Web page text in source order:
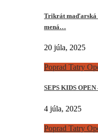
Trikrát maďarská
mená…
20 júla, 2025
Poprad Tatry
SEPS KIDS
4 júla, 2025
Poprad Tatry